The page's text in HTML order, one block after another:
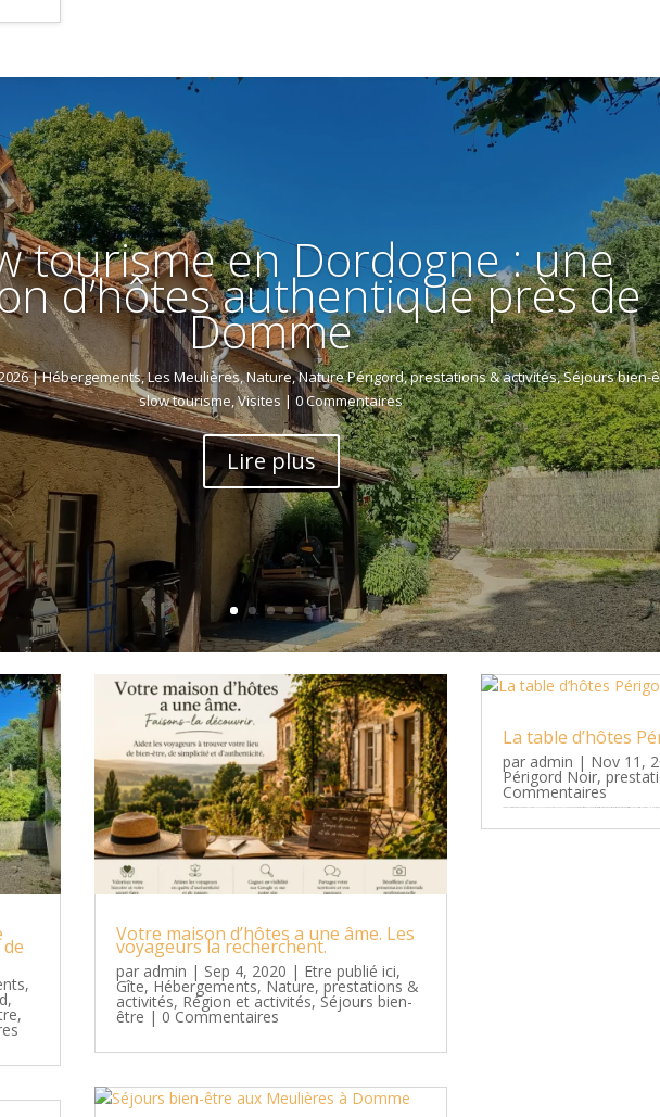
tourisme en Dordogne : une
d’hôtes authentique près de
Domme
|Hébergements,Les Meulières,Nature,Nature Périgord,prestations & activités,Séjours bien-
slow tourisme,Visites| 0 Commentaires
Lire plus
,
,
,
Votre maison d’hôtes a une âme. Les
voyageurs la recherchent.
par admin | Sep 4, 2020 | Etre publié ici,
Gîte, Hébergements, Nature,prestations &
activités, Région et activités, Séjours bien-
être | 0 Commentaires
La table d’hôtes
par admin | Nov 11,
Périgord Noir,
Commentaires